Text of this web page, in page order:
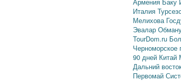
Италия
Мелихова
Эвалар
TourDom.ru
Черноморское
90 дней Китай
Дальний
Первомай